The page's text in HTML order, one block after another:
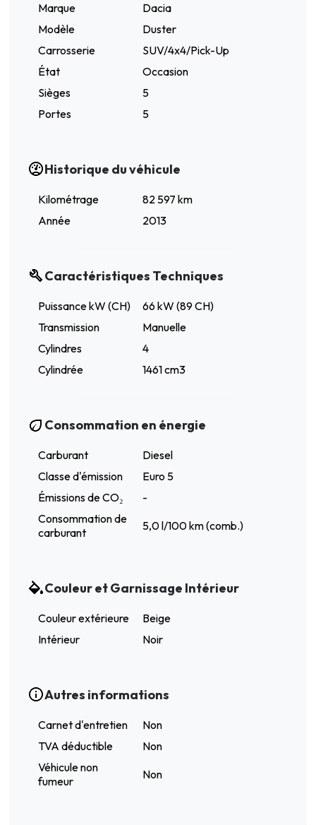
Marque
Dacia
Modèle
Duster
Carrosserie
SUV/4x4/Pick-Up
État
Occasion
Sièges
5
Portes
5
Historique du véhicule
Kilométrage
82 597 km
Année
2013
Caractéristiques Techniques
Puissance kW (CH)
66 kW (89 CH)
Transmission
Manuelle
Cylindres
4
Cylindrée
1461 cm3
Consommation en énergie
Carburant
Diesel
Classe d'émission
Euro 5
Émissions de CO₂
-
Consommation de
carburant
5,0 l/100 km (comb.)
Couleur et Garnissage Intérieur
Couleur extérieure
Beige
Intérieur
Noir
Autres informations
Carnet d'entretien
Non
TVA déductible
Non
Véhicule non
fumeur
Non